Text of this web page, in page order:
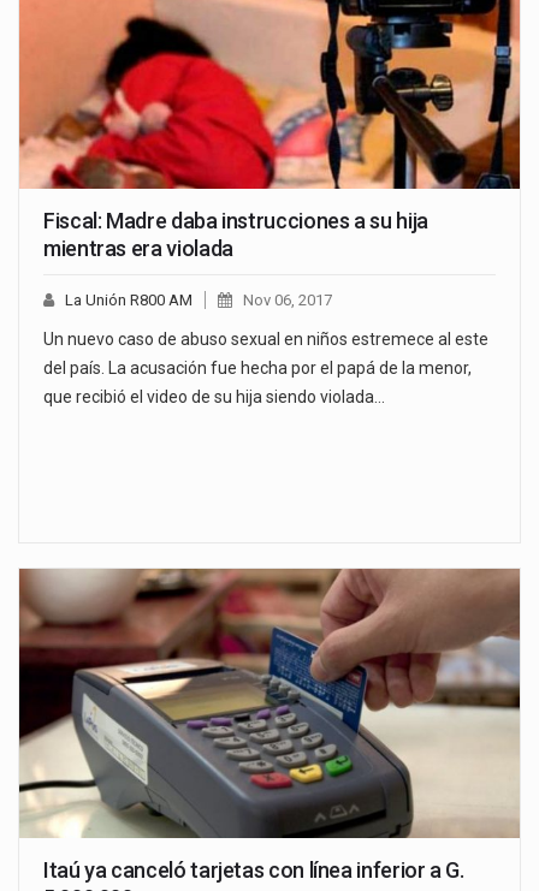
Fiscal: Madre daba instrucciones a su hija
mientras era violada
La Unión R800 AM Nov 06, 2017
Un nuevo caso de abuso sexual en niños estremece al este
del país. La acusación fue hecha por el papá de la menor,
que recibió el video de su hija siendo violada…
Itaú ya canceló tarjetas con línea inferior a G.